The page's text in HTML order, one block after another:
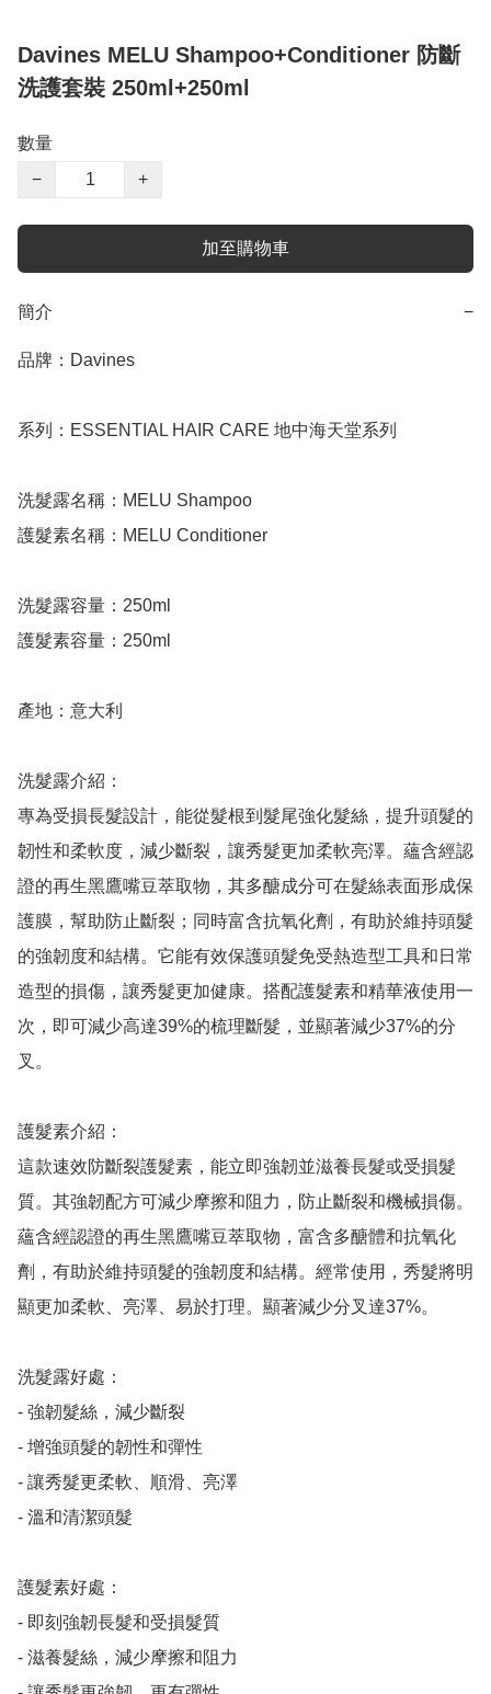
Davines MELU Shampoo+Conditioner 防斷
洗護套裝 250ml+250ml
數量
−
+
加至購物車
簡介 −
品牌：Davines
系列：ESSENTIAL HAIR CARE 地中海天堂系列
洗髮露名稱：MELU Shampoo
護髮素名稱：MELU Conditioner
洗髮露容量：250ml
護髮素容量：250ml
產地：意大利
洗髮露介紹：
專為受損長髮設計，能從髮根到髮尾強化髮絲，提升頭髮的
韌性和柔軟度，減少斷裂，讓秀髮更加柔軟亮澤。蘊含經認
證的再生黑鷹嘴豆萃取物，其多醣成分可在髮絲表面形成保
護膜，幫助防止斷裂；同時富含抗氧化劑，有助於維持頭髮
的強韌度和結構。它能有效保護頭髮免受熱造型工具和日常
造型的損傷，讓秀髮更加健康。搭配護髮素和精華液使用一
次，即可減少高達39%的梳理斷髮，並顯著減少37%的分
叉。
護髮素介紹：
這款速效防斷裂護髮素，能立即強韌並滋養長髮或受損髮
質。其強韌配方可減少摩擦和阻力，防止斷裂和機械損傷。
蘊含經認證的再生黑鷹嘴豆萃取物，富含多醣體和抗氧化
劑，有助於維持頭髮的強韌度和結構。經常使用，秀髮將明
顯更加柔軟、亮澤、易於打理。顯著減少分叉達37%。
洗髮露好處：
- 強韌髮絲，減少斷裂
- 增強頭髮的韌性和彈性
- 讓秀髮更柔軟、順滑、亮澤
- 溫和清潔頭髮
護髮素好處：
- 即刻強韌長髮和受損髮質
- 滋養髮絲，減少摩擦和阻力